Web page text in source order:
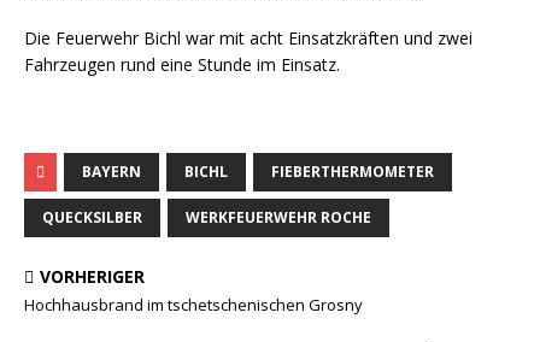
Die Feuerwehr Bichl war mit acht Einsatzkräften und zwei
Fahrzeugen rund eine Stunde im Einsatz.
BAYERN BICHL FIEBERTHERMOMETER
QUECKSILBER WERKFEUERWEHR ROCHE
VORHERIGER
Hochhausbrand im tschetschenischen Grosny